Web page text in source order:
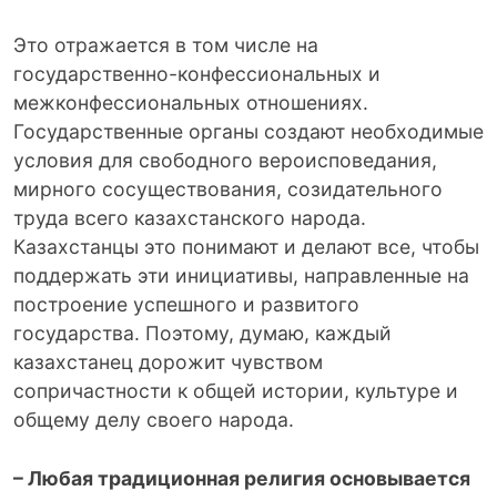
Это отражается в том числе на
государственно-конфессиональных и
межконфессиональных отношениях.
Государственные органы создают необходимые
условия для свободного вероисповедания,
мирного сосуществования, созидательного
труда всего казахстанского народа.
Казахстанцы это понимают и делают все, чтобы
поддержать эти инициативы, направленные на
построение успешного и развитого
государства. Поэтому, думаю, каждый
казахстанец дорожит чувством
сопричастности к общей истории, культуре и
общему делу своего народа.
– Любая традиционная религия основывается